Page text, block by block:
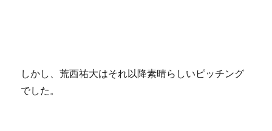
しかし、荒西祐大はそれ以降素晴らしいピッチング
でした。